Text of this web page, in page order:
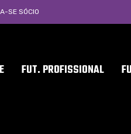
SE SÓCIO
FUT. PROFISSIONAL